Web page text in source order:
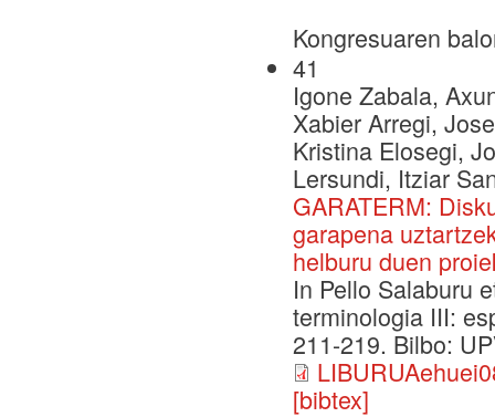
Kongresuaren
41
Igone Zabala,
Xabier Arregi,
Kristina Elosegi,
Lersundi, Itziar
GARATERM:
garapena
helburu duen
In Pello Salaburu
terminologia III:
211-219. Bilbo:
[bibtex]